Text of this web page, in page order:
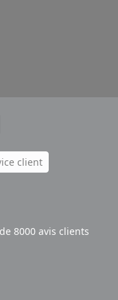
client
8000 avis clients